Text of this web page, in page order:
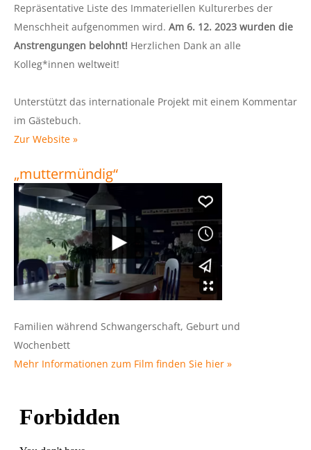
Repräsentative Liste des Immateriellen Kulturerbes der
Menschheit aufgenommen wird. Am 6. 12. 2023 wurden die
Anstrengungen belohnt! Herzlichen Dank an alle
Kolleg*innen weltweit!
Unterstützt das internationale Projekt mit einem Kommentar
im Gästebuch.
Zur Website »
„muttermündig“
Familien während Schwangerschaft, Geburt und
Wochenbett
Mehr Informationen zum Film finden Sie hier »